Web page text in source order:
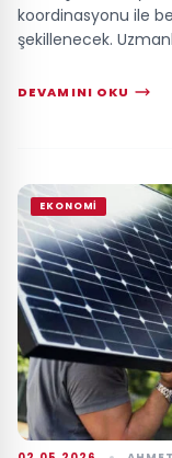
koordinasyonu ile
şekillenecek.
DEVAMINI OKU
EKONOMI